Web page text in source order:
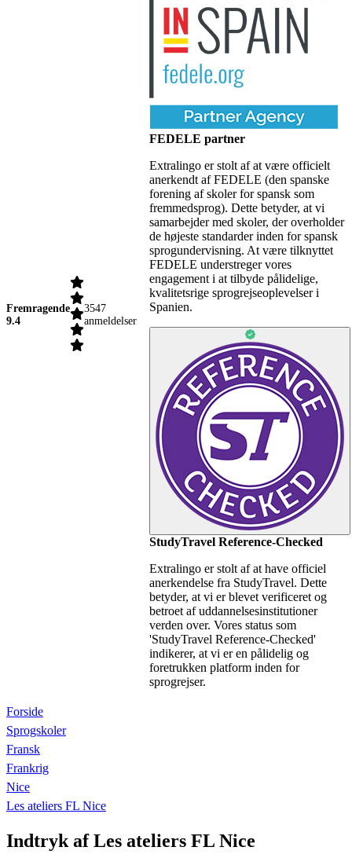
Fremragende
9.4
3547
anmeldelser
FEDELE partner
Extralingo er stolt af at være officielt
anerkendt af FEDELE (den spanske
forening af skoler for spansk som
fremmedsprog). Dette betyder, at vi
samarbejder med skoler, der overholder
de højeste standarder inden for spansk
sprogundervisning. At være tilknyttet
FEDELE understreger vores
engagement i at tilbyde pålidelige,
kvalitetsrige sprogrejseoplevelser i
Spanien.
StudyTravel Reference-Checked
Extralingo er stolt af at have officiel
anerkendelse fra StudyTravel. Dette
betyder, at vi er blevet verificeret og
betroet af uddannelsesinstitutioner
verden over. Vores status som
'StudyTravel Reference-Checked'
indikerer, at vi er en pålidelig og
foretrukken platform inden for
sprogrejser.
Forside
Sprogskoler
Fransk
Frankrig
Nice
Les ateliers FL Nice
Indtryk af Les ateliers FL Nice